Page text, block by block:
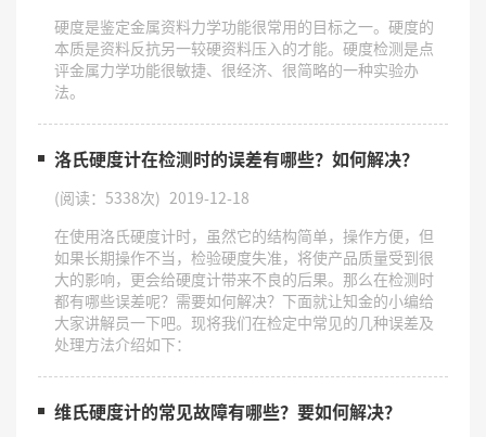
硬度是鉴定金属资料力学功能很常用的目标之一。硬度的
本质是资料反抗另一较硬资料压入的才能。硬度检测是点
评金属力学功能很敏捷、很经济、很简略的一种实验办
法。
洛氏硬度计在检测时的误差有哪些？如何解决？
(阅读：5338次) 2019-12-18
在使用洛氏硬度计时，虽然它的结构简单，操作方便，但
如果长期操作不当，检验硬度失准，将使产品质量受到很
大的影响，更会给硬度计带来不良的后果。那么在检测时
都有哪些误差呢？需要如何解决？下面就让知金的小编给
大家讲解员一下吧。现将我们在检定中常见的几种误差及
处理方法介绍如下：
维氏硬度计的常见故障有哪些？要如何解决？